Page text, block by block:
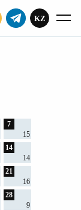
KZ
7
15
14
14
21
16
28
9